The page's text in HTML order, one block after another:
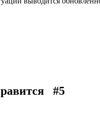
#5